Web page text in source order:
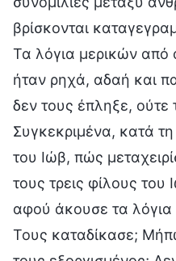
βρίσκονται
Τα λόγια μερικών
ήταν ρηχά, αδαή και
δεν τους έπληξε, ούτε
Συγκεκριμένα, κατά τη
του Ιώβ, πώς
τους τρεις φίλους του
αφού άκουσε τα λόγια
Τους καταδίκασε;